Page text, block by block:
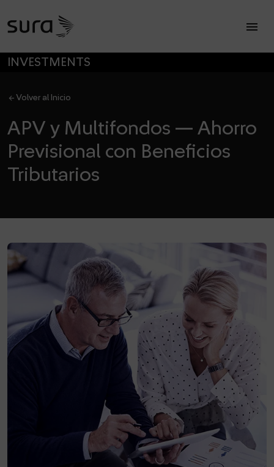
menu
INVESTMENTS
arrow_back Volver al Inicio
APV y Multifondos — Ahorro
Previsional con Beneficios
Tributarios